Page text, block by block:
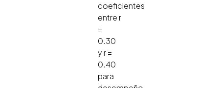
coeficientes
entre r
=
0.30
y r =
0.40
para